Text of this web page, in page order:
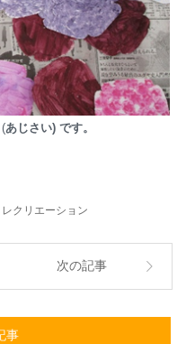
あじさい) です。
レクリエーション
次の記事
事